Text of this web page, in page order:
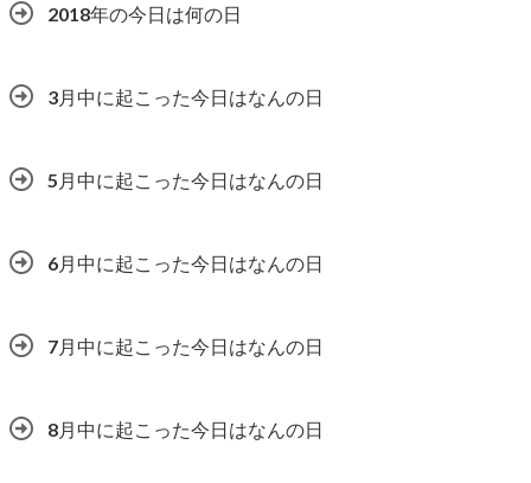
2018年の今日は何の日
3月中に起こった今日はなんの日
5月中に起こった今日はなんの日
6月中に起こった今日はなんの日
7月中に起こった今日はなんの日
8月中に起こった今日はなんの日